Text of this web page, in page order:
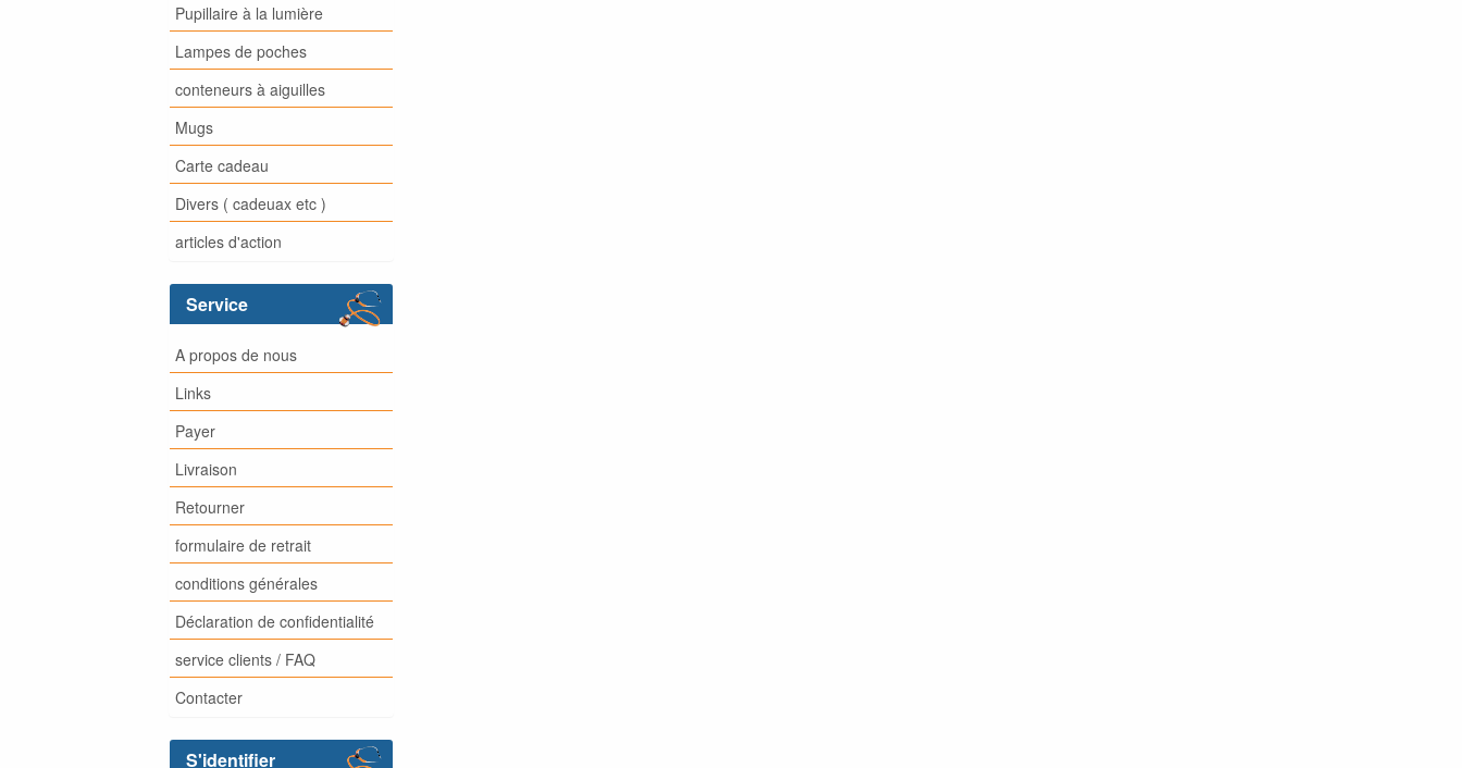
Pupillaire à la lumière
Lampes de poches
conteneurs à aiguilles
Mugs
Carte cadeau
Divers ( cadeuax etc )
articles d'action
Service
A propos de nous
Links
Payer
Livraison
Retourner
formulaire de retrait
conditions générales
Déclaration de confidentialité
service clients / FAQ
Contacter
S'identifier